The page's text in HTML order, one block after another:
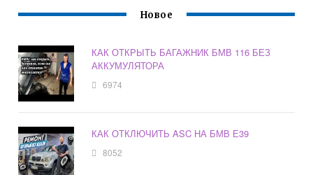
Новое
КАК ОТКРЫТЬ БАГАЖНИК БМВ 116 БЕЗ
АККУМУЛЯТОРА
6974
КАК ОТКЛЮЧИТЬ ASC НА БМВ Е39
8052